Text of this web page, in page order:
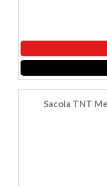
Sacola TNT